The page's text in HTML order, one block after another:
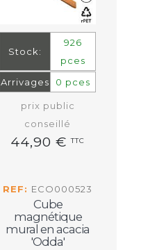
Stock:
926
pces
Arrivages
0 pces
prix public
conseillé
44,90 €TTC
REF: ECO000523
Cube
magnétique
mural en acacia
'Odda'